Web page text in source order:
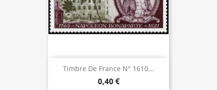
Timbre De France N° 1610...
0,40 €